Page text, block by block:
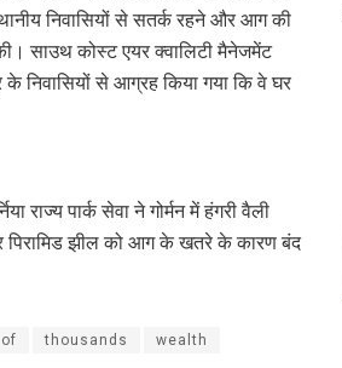
निवासियों से सतर्क रहने और आग की
साउथ कोस्ट एयर क्वालिटी मैनेजमेंट
के निवासियों से आग्रह किया गया कि वे घर
राज्य पार्क सेवा ने गोर्मन में हंगरी वैली
पिरामिड झील को आग के खतरे के कारण बंद
of thousands wealth